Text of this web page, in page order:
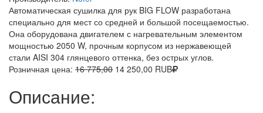
Автоматическая сушилка для рук BIG FLOW разработана
специально для мест со средней и большой посещаемостью.
Она оборудована двигателем с нагревательным элементом
мощностью 2050 W, прочным корпусом из нержавеющей
стали AISI 304 глянцевого оттенка, без острых углов.
Розничная цена: 16 775,00 14 250,00 RUB
Описание: